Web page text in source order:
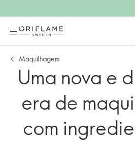
Maquilhagem
Uma nova e
era de
com